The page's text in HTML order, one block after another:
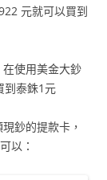
元就可以買到
使用美金大鈔
到泰銖1元
鈔的提款卡，
以：